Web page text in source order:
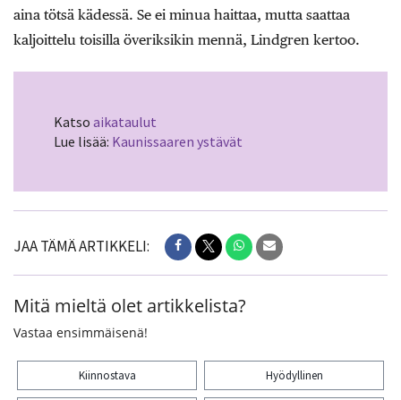
aina tötsä kädessä. Se ei minua haittaa, mutta saattaa
kaljoittelu toisilla överiksikin mennä, Lindgren kertoo.
Katso aikataulut
Lue lisää: Kaunissaaren ystävät
JAA TÄMÄ ARTIKKELI:
Mitä mieltä olet artikkelista?
Vastaa ensimmäisenä!
Kiinnostava Hyödyllinen